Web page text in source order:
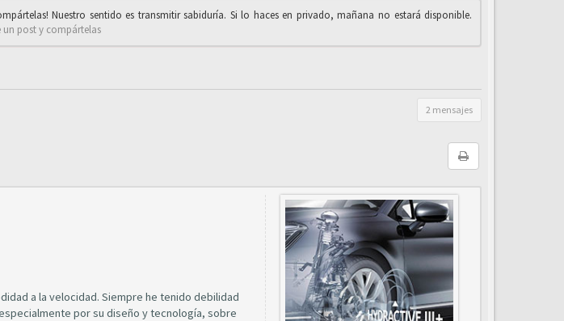
Nuestro sentido es transmitir sabiduría. Si lo haces en privado, mañana no estará disponible.
un post y compártelas
2 mensajes
a la velocidad. Siempre he tenido debilidad
por su diseño y tecnología, sobre